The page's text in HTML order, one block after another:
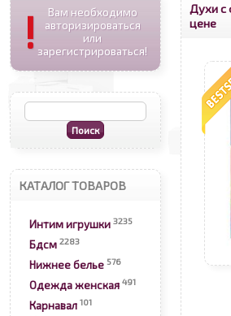
!
Вам необходимо
авторизироваться
или
зарегистрироваться!
КАТАЛОГ ТОВАРОВ
Интим игрушки 3235
Бдсм 2283
Нижнее белье 576
Одежда женская 491
Карнавал 101
Духи с
цене